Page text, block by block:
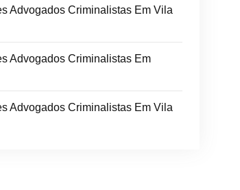
Advogados Criminalistas Em Vila
Advogados Criminalistas Em
Advogados Criminalistas Em Vila